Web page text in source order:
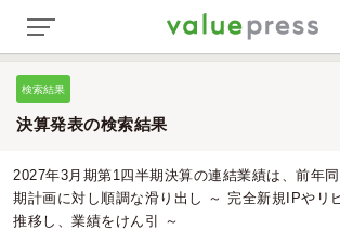
検索結果
決算発表の検索結果
2027年3月期第1四半期決算の連結業績は、前年
期計画に対し順調な滑り出し ～ 完全新規IPやリ
推移し、業績をけん引 ～